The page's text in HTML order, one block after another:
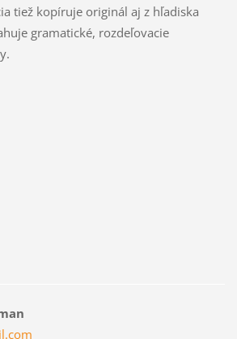
tiež kopíruje originál aj z hľadiska
gramatické, rozdeľovacie